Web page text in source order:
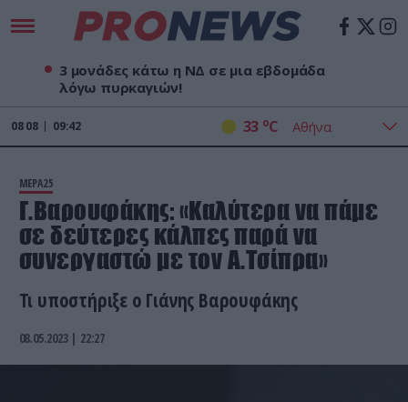
3 μονάδες κάτω η ΝΔ σε μια εβδομάδα
λόγω πυρκαγιών!
08 08 09:42 33 oC
ΜΕΡΑ25
Γ.Βαρουφάκης: «Καλύτερα να πάμε
σε δεύτερες κάλπες παρά να
συνεργαστώ με τον Α.Τσίπρα»
Τι υποστήριξε ο Γιάνης Βαρουφάκης
08.05.2023 | 22:27